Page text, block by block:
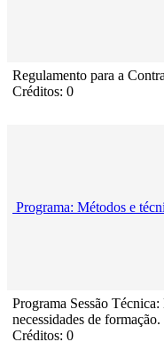
Regulamento para a
Créditos: 0
Programa: Métodos e
Programa Sessão
necessidades de formação.
Créditos: 0